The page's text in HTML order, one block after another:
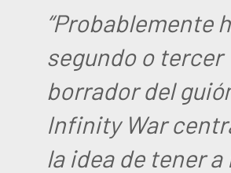
“Probablemente
segundo o tercer
borrador del
Infinity War
la idea de tener a